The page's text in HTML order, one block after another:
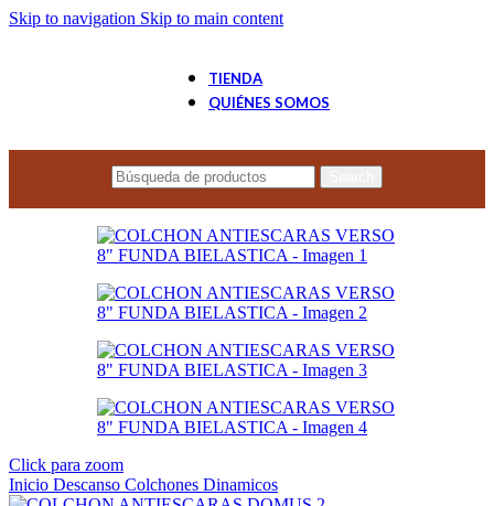
Skip to navigation Skip to main content
TIENDA
QUIÉNES SOMOS
Click para zoom
Inicio Descanso Colchones Dinamicos